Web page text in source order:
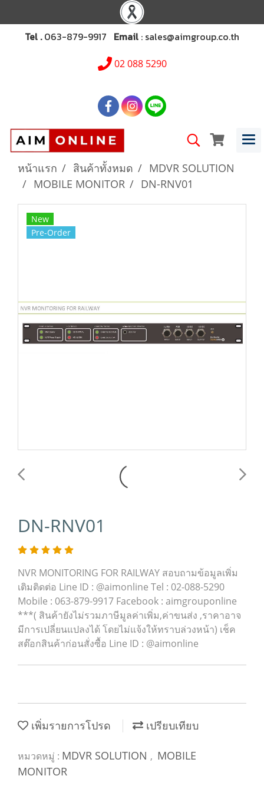
Tel .063-879-9917 Email : sales@aimgroup.co.th
02 088 5290
หน้าแรก สินค้าทั้งหมด
MDVR SOLUTION
MOBILE MONITOR
DN-RNV01
New
Pre-Order
DN-RNV01
NVR MONITORING FOR RAILWAY สอบถามข้อมูลเพิ่ม
เติมติดต่อ Line ID : @aimonline Tel : 02-088-5290
Mobile : 063-879-9917 Facebook : aimgrouponline
***( สินค้ายังไม่รวมภาษีมูลค่าเพิ่ม,ค่าขนส่ง ,ราคาอาจ
มีการเปลี่ยนแปลงได้ โดยไม่แจ้งให้ทราบล่วงหน้า) เช็ค
สต๊อกสินค้าก่อนสั่งซื้อ Line ID : @aimonline
เพิ่มรายการโปรด เปรียบเทียบ
หมวดหมู่ : MDVR SOLUTION , MOBILE
MONITOR